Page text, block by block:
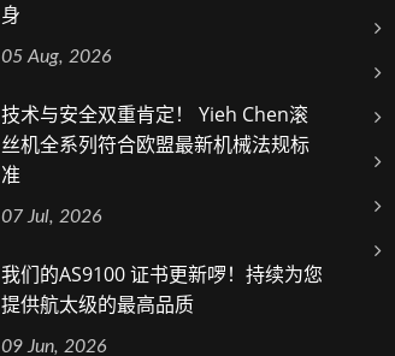
身
05 Aug, 2026
技术与安全双重肯定！ Yieh Chen滚
丝机全系列符合欧盟最新机械法规标
准
07 Jul, 2026
我们的AS9100 证书更新啰！持续为您
提供航太级的最高品质
09 Jun, 2026